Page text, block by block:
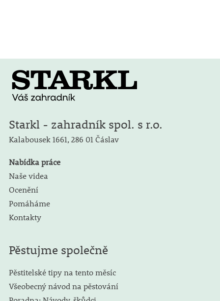
Starkl - zahradník spol. s r.o.
Kalabousek 1661, 286 01 Čáslav
Nabídka práce
Naše videa
Ocenění
Pomáháme
Kontakty
Pěstujme společně
Pěstitelské tipy na tento měsíc
Všeobecný návod na pěstování